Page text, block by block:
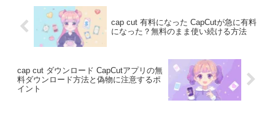
cap cut 有料になった CapCutが急に有料
になった？無料のまま使い続ける方法
cap cut ダウンロード CapCutアプリの無
料ダウンロード方法と偽物に注意するポ
イント